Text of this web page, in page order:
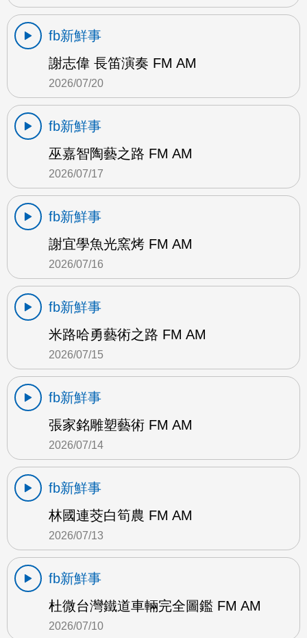
fb新鮮事
謝志偉 長笛演奏 FM AM
2026/07/20
fb新鮮事
巫嘉智陶藝之路 FM AM
2026/07/17
fb新鮮事
謝宜學魚光窯烤 FM AM
2026/07/16
fb新鮮事
米路哈勇藝術之路 FM AM
2026/07/15
fb新鮮事
張家銘雕塑藝術 FM AM
2026/07/14
fb新鮮事
林國連茭白筍農 FM AM
2026/07/13
fb新鮮事
杜微台灣鐵道車輛完全圖鑑 FM AM
2026/07/10